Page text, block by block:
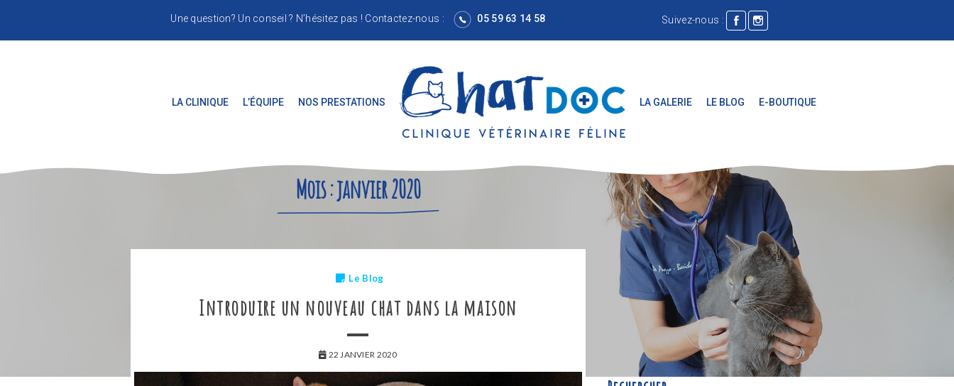
Une question? Un conseil ? N’hésitez pas ! Contactez-nous : 05 59 63 14 58 Suivez-nous :
LA CLINIQUE L’ÉQUIPE NOS PRESTATIONS LA GALERIE LE BLOG E-BOUTIQUE
Mois :janvier 2020
Le Blog
Introduire un nouveau chat dans la maison
22 JANVIER 2020